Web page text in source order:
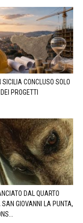
SICILIA CONCLUSO SOLO
PROGETTI
DAL QUARTO
SAN GIOVANNI LA PUNTA,